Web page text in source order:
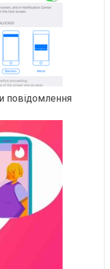
повідомлення